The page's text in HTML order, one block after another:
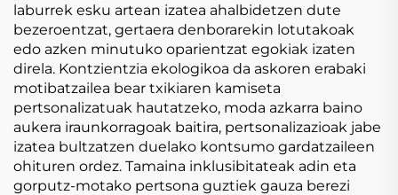
laburrek esku artean izatea ahalbidetzen dute
bezeroentzat, gertaera denborarekin lotutakoak
edo azken minutuko oparientzat egokiak izaten
direla. Kontzientzia ekologikoa da askoren erabaki
motibatzailea bear txikiaren kamiseta
pertsonalizatuak hautatzeko, moda azkarra baino
aukera iraunkorragoak baitira, pertsonalizazioak jabe
izatea bultzatzen duelako kontsumo gardatzaileen
ohituren ordez. Tamaina inklusibitateak adin eta
gorputz-motako pertsona guztiek gauza berezi